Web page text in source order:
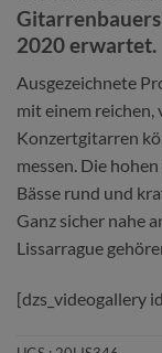
2020 erwartet.
Ausgezeichnete
mit einem reichen,
Konzertgitarren
messen. Die
Bässe rund und
Ganz sicher nahe
Lissarrague
[dzs_videogallery